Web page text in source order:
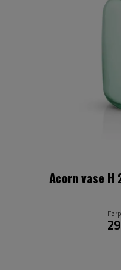
Acorn vase H